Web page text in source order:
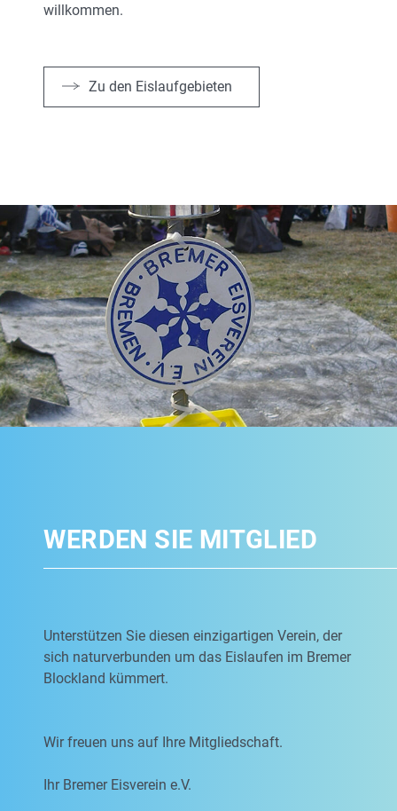
willkommen.
Zu den Eislaufgebieten
WERDEN SIE MITGLIED
Unterstützen Sie diesen einzigartigen Verein, der
sich naturverbunden um das Eislaufen im Bremer
Blockland kümmert.
Wir freuen uns auf Ihre Mitgliedschaft.
Ihr Bremer Eisverein e.V.